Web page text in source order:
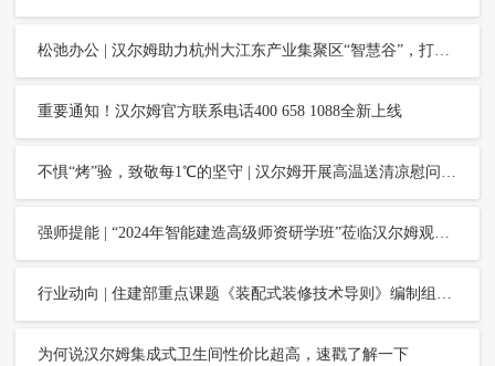
松弛办公 | 汉尔姆助力杭州大江东产业集聚区“智慧谷”，打造灵活多元的办公场景
重要通知！汉尔姆官方联系电话400 658 1088全新上线
不惧“烤”验，致敬每1℃的坚守 | 汉尔姆开展高温送清凉慰问活动
强师提能 | “2024年智能建造高级师资研学班”莅临汉尔姆观摩交流
行业动向 | 住建部重点课题《装配式装修技术导则》编制组专家会议在汉尔姆举行
为何说汉尔姆集成式卫生间性价比超高，速戳了解一下